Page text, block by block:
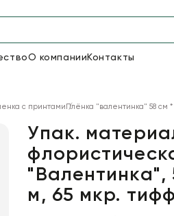
О компании Контакты
18
Сетка
с принтами Плёнка "валентинка" 58 см *
Упак.
"Валентинка",
м, 65 мкр.